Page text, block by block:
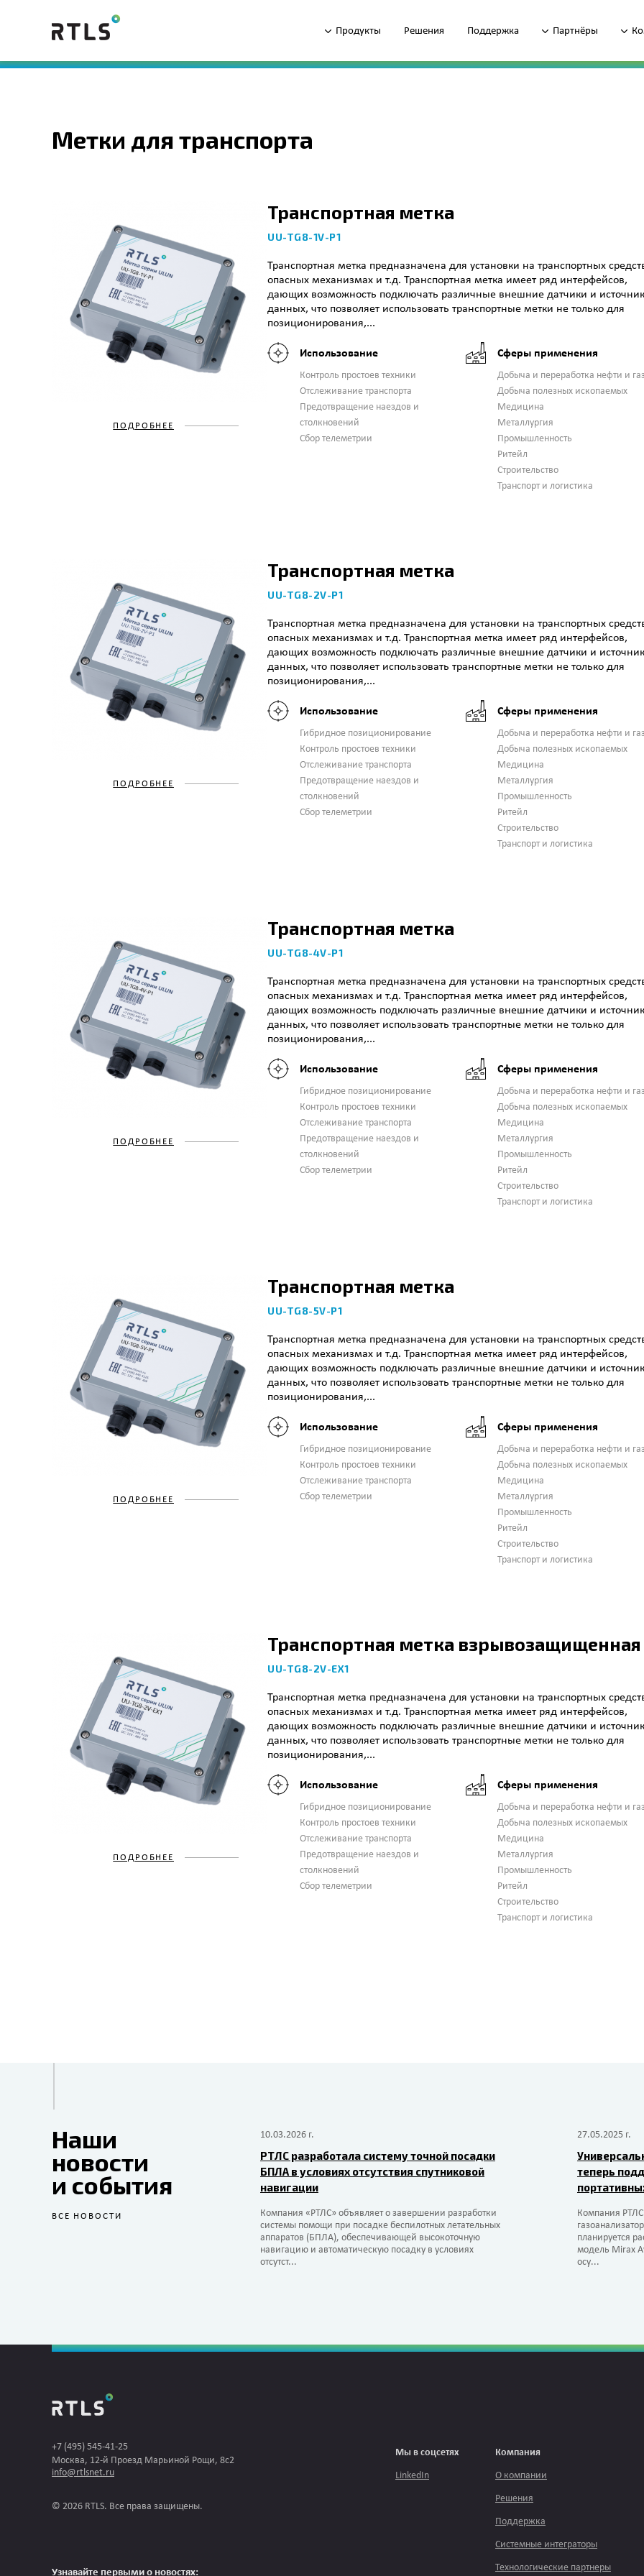
Продукты Решения Поддержка Партнёры
Метки для транспорта
ПОДРОБНЕЕ
Транспортная метка
UU-TG8-1V-P1
Транспортная метка предназначена для установки на транспортных
опасных механизмах и т.д. Транспортная метка имеет ряд интерфейсов,
дающих возможность подключать различные внешние датчики и
данных, что позволяет использовать транспортные метки не только для
позиционирования,...
Использование
Контроль простоев техники
Отслеживание транспорта
Предотвращение наездов и
столкновений
Сбор телеметрии
Сферы применения
Добыча и переработка нефти и
Добыча полезных ископаемых
Медицина
Металлургия
Промышленность
Ритейл
Строительство
Транспорт и логистика
ПОДРОБНЕЕ
Транспортная метка
UU-TG8-2V-P1
Транспортная метка предназначена для установки на транспортных
опасных механизмах и т.д. Транспортная метка имеет ряд интерфейсов,
дающих возможность подключать различные внешние датчики и
данных, что позволяет использовать транспортные метки не только для
позиционирования,...
Использование
Гибридное позиционирование
Контроль простоев техники
Отслеживание транспорта
Предотвращение наездов и
столкновений
Сбор телеметрии
Сферы применения
Добыча и переработка нефти и
Добыча полезных ископаемых
Медицина
Металлургия
Промышленность
Ритейл
Строительство
Транспорт и логистика
ПОДРОБНЕЕ
Транспортная метка
UU-TG8-4V-P1
Транспортная метка предназначена для установки на транспортных
опасных механизмах и т.д. Транспортная метка имеет ряд интерфейсов,
дающих возможность подключать различные внешние датчики и
данных, что позволяет использовать транспортные метки не только для
позиционирования,...
Использование
Гибридное позиционирование
Контроль простоев техники
Отслеживание транспорта
Предотвращение наездов и
столкновений
Сбор телеметрии
Сферы применения
Добыча и переработка нефти и
Добыча полезных ископаемых
Медицина
Металлургия
Промышленность
Ритейл
Строительство
Транспорт и логистика
ПОДРОБНЕЕ
Транспортная метка
UU-TG8-5V-P1
Транспортная метка предназначена для установки на транспортных
опасных механизмах и т.д. Транспортная метка имеет ряд интерфейсов,
дающих возможность подключать различные внешние датчики и
данных, что позволяет использовать транспортные метки не только для
позиционирования,...
Использование
Гибридное позиционирование
Контроль простоев техники
Отслеживание транспорта
Сбор телеметрии
Сферы применения
Добыча и переработка нефти и
Добыча полезных ископаемых
Медицина
Металлургия
Промышленность
Ритейл
Строительство
Транспорт и логистика
ПОДРОБНЕЕ
Транспортная метка взрывозащищенная
UU-TG8-2V-EX1
Транспортная метка предназначена для установки на транспортных
опасных механизмах и т.д. Транспортная метка имеет ряд интерфейсов,
дающих возможность подключать различные внешние датчики и
данных, что позволяет использовать транспортные метки не только для
позиционирования,...
Использование
Гибридное позиционирование
Контроль простоев техники
Отслеживание транспорта
Предотвращение наездов и
столкновений
Сбор телеметрии
Сферы применения
Добыча и переработка нефти и
Добыча полезных ископаемых
Медицина
Металлургия
Промышленность
Ритейл
Строительство
Транспорт и логистика
Наши
новости
и события
ВСЕ НОВОСТИ
10.03.2026 г.
РТЛС разработала систему точной посадки
БПЛА в условиях отсутствия спутниковой
навигации
Компания «РТЛС» объявляет о завершении разработки
системы помощи при посадке беспилотных летательных
аппаратов (БПЛА), обеспечивающей высокоточную
навигацию и автоматическую посадку в условиях
отсутст...
27.05.2025 г.
теперь
Компания
планируется
модель Mirax
осу...
+7 (495) 545-41-25
Москва, 12-й Проезд Марьиной Рощи, 8с2
info@rtlsnet.ru
© 2026 RTLS. Все права защищены.
Узнавайте первыми о новостях:
Мы в соцсетях
LinkedIn
Компания
О компании
Решения
Поддержка
Системные интеграторы
Технологические партнеры